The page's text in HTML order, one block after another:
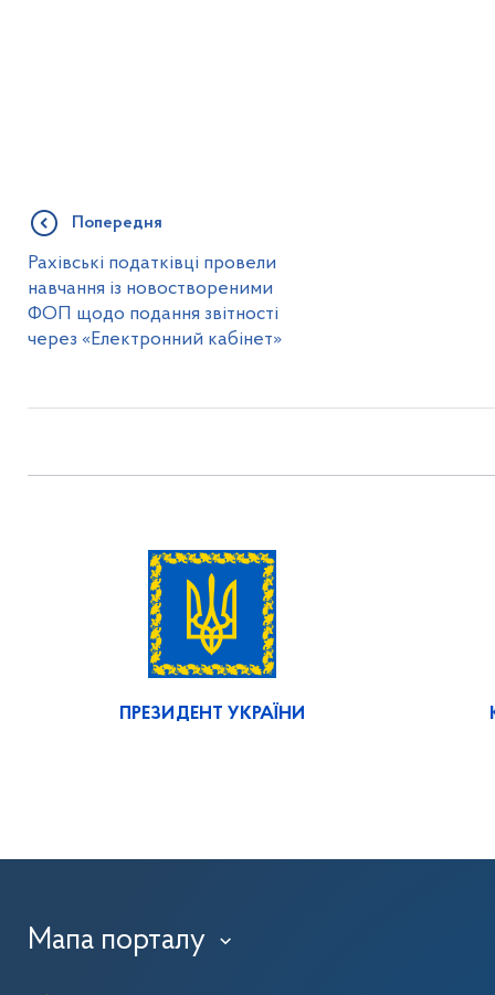
Попередня
Рахівські податківці провели
навчання із новоствореними
ФОП щодо подання звітності
через «Електронний кабінет»
ПРЕЗИДЕНТ УКРАЇНИ
Мапа порталу ›